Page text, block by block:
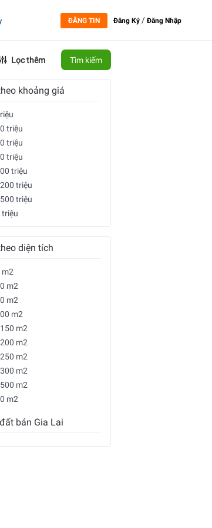
ĐĂNG TIN Đăng Ký /Đăng Nhập
Lọc thêm Tìm kiếm
khoảng giá
triệu
triệu
triệu
triệu
triệu
triệu
triệu
diện tích
m2
m2
m2
m2
m2
m2
m2
m2
m2
m2
bán Gia Lai